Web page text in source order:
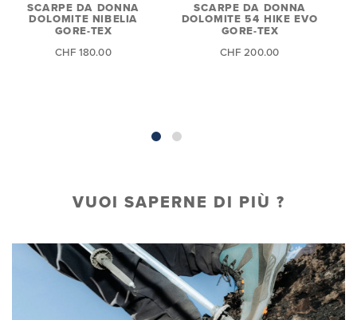
SCARPE DA DONNA
DOLOMITE NIBELIA
GORE-TEX
CHF 180.00
SCARPE DA DONNA
DOLOMITE 54 HIKE EVO
GORE-TEX
CHF 200.00
VUOI SAPERNE DI PIÙ ?